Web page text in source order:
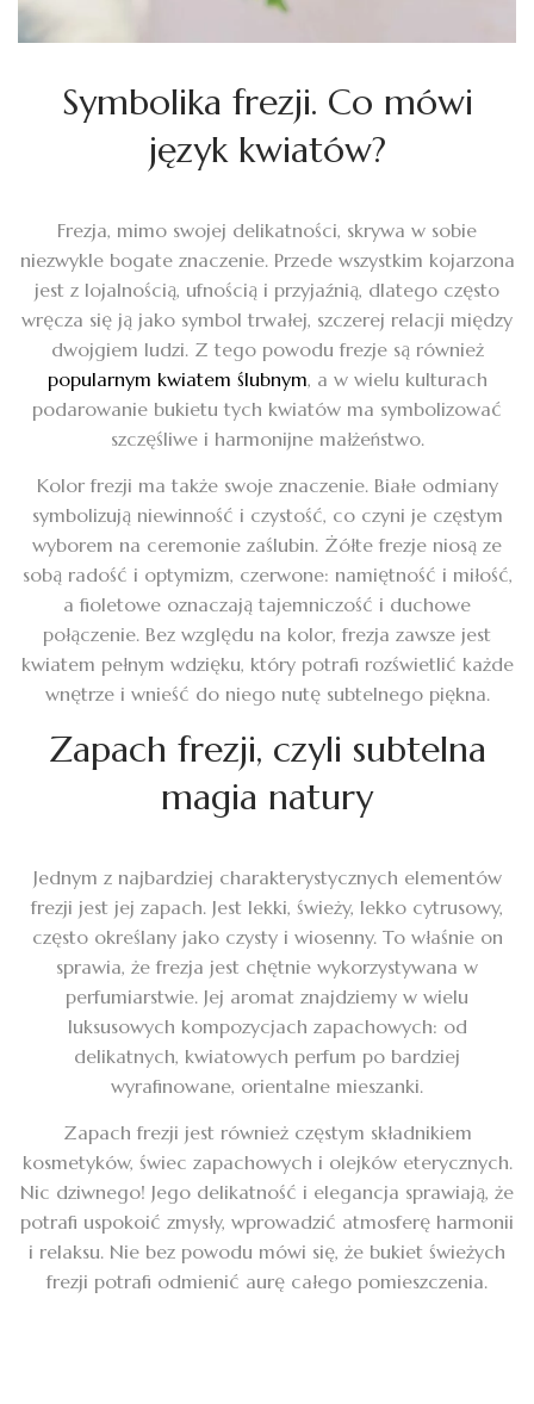
Symbolika frezji. Co mówi
język kwiatów?
Frezja, mimo swojej delikatności, skrywa w sobie
niezwykle bogate znaczenie. Przede wszystkim kojarzona
jest z lojalnością, ufnością i przyjaźnią, dlatego często
wręcza się ją jako symbol trwałej, szczerej relacji między
dwojgiem ludzi. Z tego powodu frezje są również
popularnym kwiatem ślubnym, a w wielu kulturach
podarowanie bukietu tych kwiatów ma symbolizować
szczęśliwe i harmonijne małżeństwo.
Kolor frezji ma także swoje znaczenie. Białe odmiany
symbolizują niewinność i czystość, co czyni je częstym
wyborem na ceremonie zaślubin. Żółte frezje niosą ze
sobą radość i optymizm, czerwone: namiętność i miłość,
a fioletowe oznaczają tajemniczość i duchowe
połączenie. Bez względu na kolor, frezja zawsze jest
kwiatem pełnym wdzięku, który potrafi rozświetlić każde
wnętrze i wnieść do niego nutę subtelnego piękna.
Zapach frezji, czyli subtelna
magia natury
Jednym z najbardziej charakterystycznych elementów
frezji jest jej zapach. Jest lekki, świeży, lekko cytrusowy,
często określany jako czysty i wiosenny. To właśnie on
sprawia, że frezja jest chętnie wykorzystywana w
perfumiarstwie. Jej aromat znajdziemy w wielu
luksusowych kompozycjach zapachowych: od
delikatnych, kwiatowych perfum po bardziej
wyrafinowane, orientalne mieszanki.
Zapach frezji jest również częstym składnikiem
kosmetyków, świec zapachowych i olejków eterycznych.
Nic dziwnego! Jego delikatność i elegancja sprawiają, że
potrafi uspokoić zmysły, wprowadzić atmosferę harmonii
i relaksu. Nie bez powodu mówi się, że bukiet świeżych
frezji potrafi odmienić aurę całego pomieszczenia.